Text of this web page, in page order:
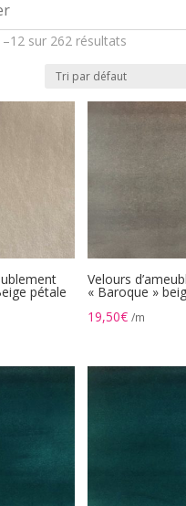
sur 262 résultats
pétale
Velours
« Baroque »
19,50€ /m